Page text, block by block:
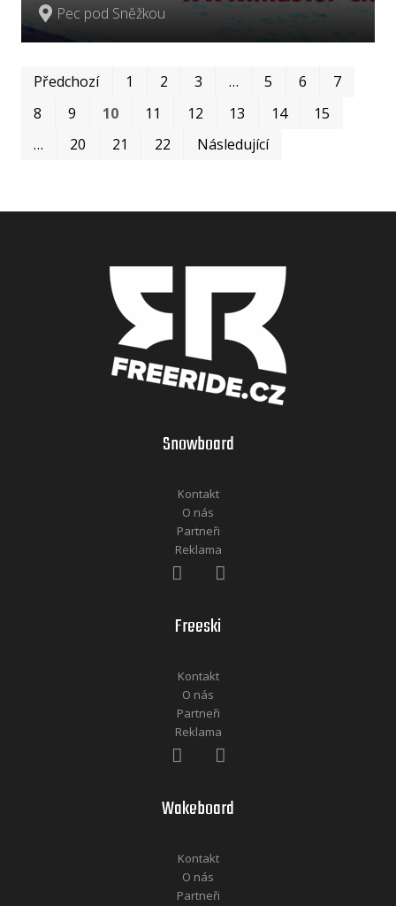
Pec pod Sněžkou
Předchozí 1 2 3 … 5 6
7
8
9 10 11 12 13 14
15
…
20 21 22 Následující
Snowboard
Kontakt
O nás
Partneři
Reklama
Freeski
Kontakt
O nás
Partneři
Reklama
Wakeboard
Kontakt
O nás
Partneři